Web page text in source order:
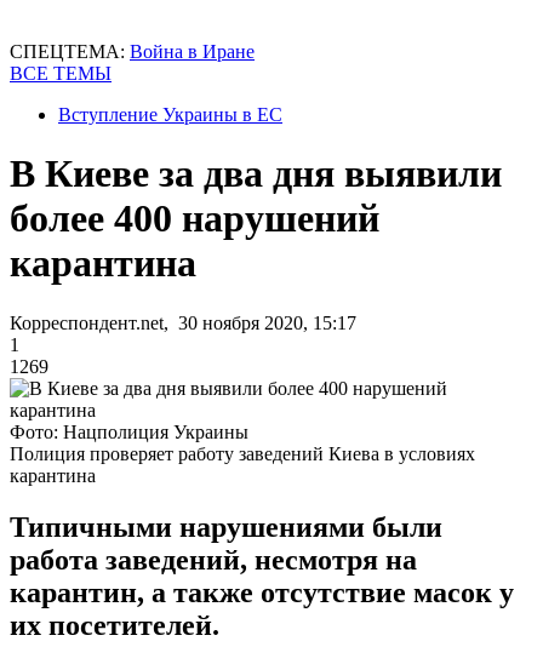
СПЕЦТЕМА: Война в Иране
ВСЕ ТЕМЫ
Вступление Украины в ЕС
В Киеве за два дня выявили
более 400 нарушений
карантина
Корреспондент.net, 30 ноября 2020, 15:17
1
1269
Фото: Нацполиция Украины
Полиция проверяет работу заведений Киева в условиях
карантина
Типичными нарушениями были
работа заведений, несмотря на
карантин, а также отсутствие масок у
их посетителей.